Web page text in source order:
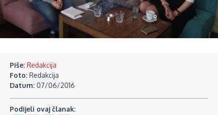
Piše: Redakcija
Foto: Redakcija
Datum: 07/06/2016
Podijeli ovaj članak: